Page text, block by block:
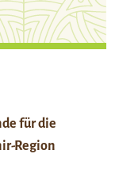
für die
Region